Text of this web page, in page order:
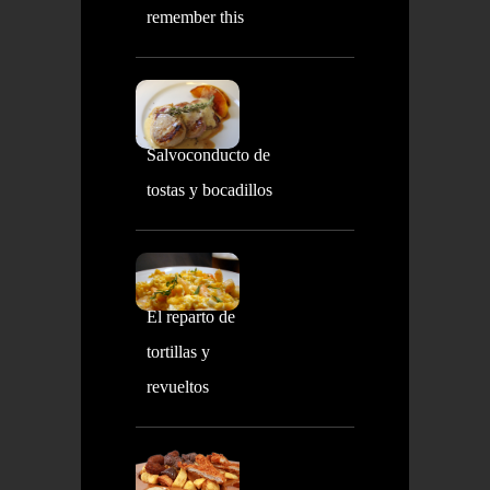
remember this
Salvoconducto de
tostas y bocadillos
El reparto de
tortillas y
revueltos